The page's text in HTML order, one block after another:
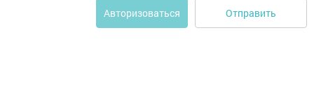
Авторизоваться Отправить